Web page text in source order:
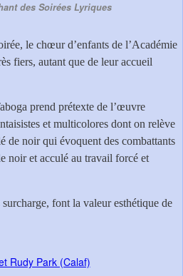
des Soirées Lyriques
le chœur d’enfants de l’Académie
fiers, autant que de leur accueil
prend prétexte de l’œuvre
et multicolores dont on relève
de noir qui évoquent des combattants
noir et acculé au travail forcé et
font la valeur esthétique de